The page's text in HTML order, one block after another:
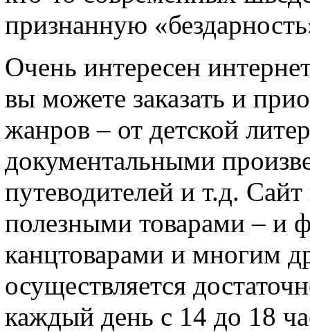
признанную
Очень интересен
вы можете заказать и
жанров – от детской
документальными
путеводителей и т.д.
полезными товарами – и
канцтоварами и многим
осуществляется
каждый день с 14 до 18